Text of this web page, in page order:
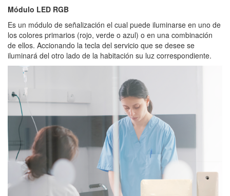
Módulo LED RGB
Es un módulo de señalización el cual puede iluminarse en uno de
los colores primarios (rojo, verde o azul) o en una combinación
de ellos. Accionando la tecla del servicio que se desee se
iluminará del otro lado de la habitación su luz correspondiente.